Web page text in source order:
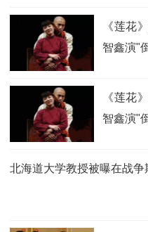
《莲花
智鑫演"
《莲花
智鑫演"
北海道大学教授被曝在战